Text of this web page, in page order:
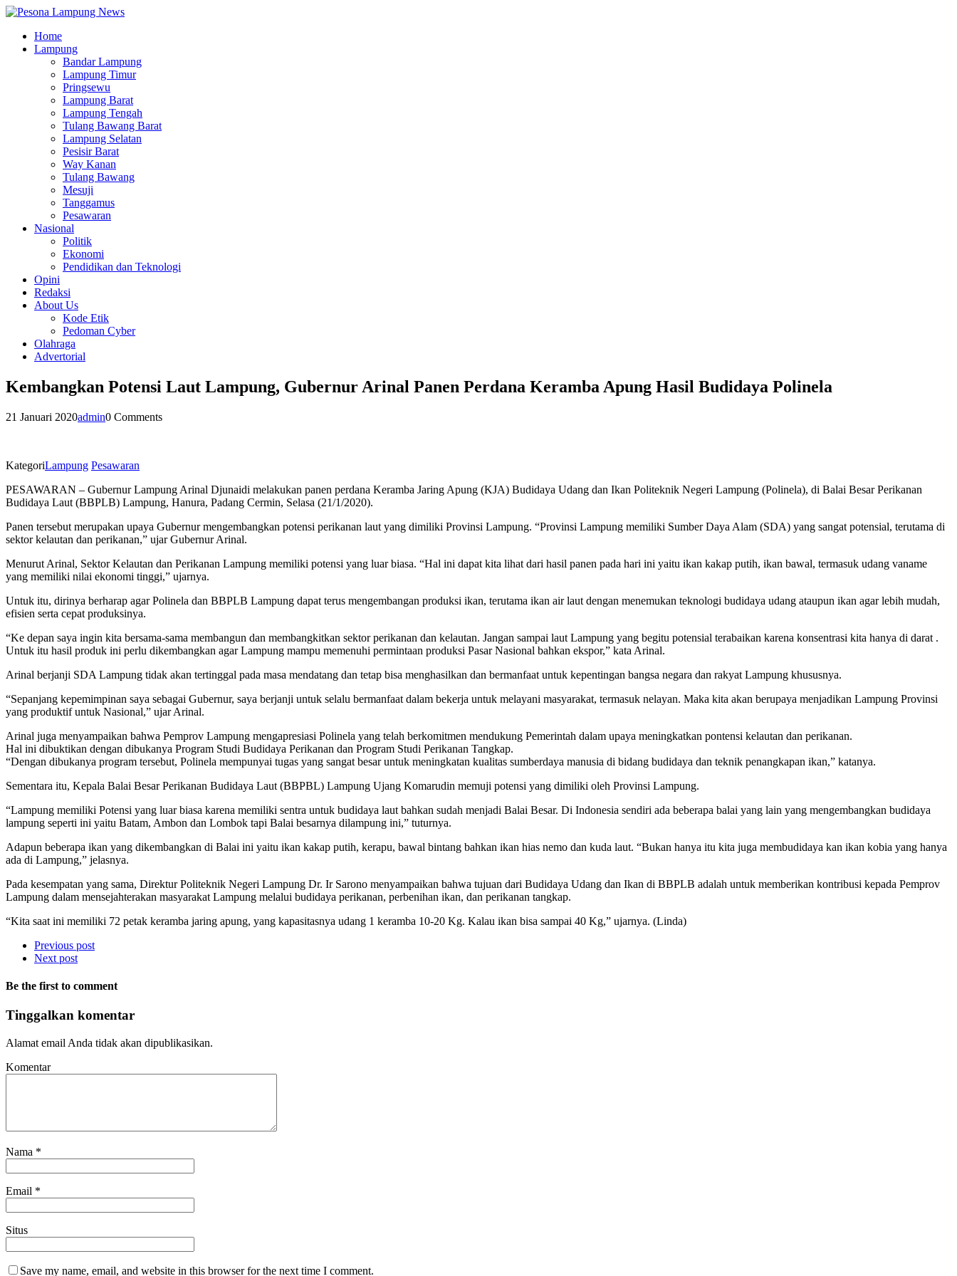
Home
Lampung
Bandar Lampung
Lampung Timur
Pringsewu
Lampung Barat
Lampung Tengah
Tulang Bawang Barat
Lampung Selatan
Pesisir Barat
Way Kanan
Tulang Bawang
Mesuji
Tanggamus
Pesawaran
Nasional
Politik
Ekonomi
Pendidikan dan Teknologi
Opini
Redaksi
About Us
Kode Etik
Pedoman Cyber
Olahraga
Advertorial
Kembangkan Potensi Laut Lampung, Gubernur Arinal Panen Perdana Keramba Apung Hasil Budidaya Polinela
21 Januari 2020admin0 Comments
KategoriLampung Pesawaran
PESAWARAN – Gubernur Lampung Arinal Djunaidi melakukan panen perdana Keramba Jaring Apung (KJA) Budidaya Udang dan Ikan Politeknik Negeri Lampung (Polinela), di Balai Besar Perikanan
Budidaya Laut (BBPLB) Lampung, Hanura, Padang Cermin, Selasa (21/1/2020).
Panen tersebut merupakan upaya Gubernur mengembangkan potensi perikanan laut yang dimiliki Provinsi Lampung. “Provinsi Lampung memiliki Sumber Daya Alam (SDA) yang sangat potensial, terutama di
sektor kelautan dan perikanan,” ujar Gubernur Arinal.
Menurut Arinal, Sektor Kelautan dan Perikanan Lampung memiliki potensi yang luar biasa. “Hal ini dapat kita lihat dari hasil panen pada hari ini yaitu ikan kakap putih, ikan bawal, termasuk udang vaname
yang memiliki nilai ekonomi tinggi,” ujarnya.
Untuk itu, dirinya berharap agar Polinela dan BBPLB Lampung dapat terus mengembangan produksi ikan, terutama ikan air laut dengan menemukan teknologi budidaya udang ataupun ikan agar lebih mudah,
efisien serta cepat produksinya.
“Ke depan saya ingin kita bersama-sama membangun dan membangkitkan sektor perikanan dan kelautan. Jangan sampai laut Lampung yang begitu potensial terabaikan karena konsentrasi kita hanya di darat .
Untuk itu hasil produk ini perlu dikembangkan agar Lampung mampu memenuhi permintaan produksi Pasar Nasional bahkan ekspor,” kata Arinal.
Arinal berjanji SDA Lampung tidak akan tertinggal pada masa mendatang dan tetap bisa menghasilkan dan bermanfaat untuk kepentingan bangsa negara dan rakyat Lampung khususnya.
“Sepanjang kepemimpinan saya sebagai Gubernur, saya berjanji untuk selalu bermanfaat dalam bekerja untuk melayani masyarakat, termasuk nelayan. Maka kita akan berupaya menjadikan Lampung Provinsi
yang produktif untuk Nasional,” ujar Arinal.
Arinal juga menyampaikan bahwa Pemprov Lampung mengapresiasi Polinela yang telah berkomitmen mendukung Pemerintah dalam upaya meningkatkan pontensi kelautan dan perikanan.
Hal ini dibuktikan dengan dibukanya Program Studi Budidaya Perikanan dan Program Studi Perikanan Tangkap.
“Dengan dibukanya program tersebut, Polinela mempunyai tugas yang sangat besar untuk meningkatan kualitas sumberdaya manusia di bidang budidaya dan teknik penangkapan ikan,” katanya.
Sementara itu, Kepala Balai Besar Perikanan Budidaya Laut (BBPBL) Lampung Ujang Komarudin memuji potensi yang dimiliki oleh Provinsi Lampung.
“Lampung memiliki Potensi yang luar biasa karena memiliki sentra untuk budidaya laut bahkan sudah menjadi Balai Besar. Di Indonesia sendiri ada beberapa balai yang lain yang mengembangkan budidaya
lampung seperti ini yaitu Batam, Ambon dan Lombok tapi Balai besarnya dilampung ini,” tuturnya.
Adapun beberapa ikan yang dikembangkan di Balai ini yaitu ikan kakap putih, kerapu, bawal bintang bahkan ikan hias nemo dan kuda laut. “Bukan hanya itu kita juga membudidaya kan ikan kobia yang hanya
ada di Lampung,” jelasnya.
Pada kesempatan yang sama, Direktur Politeknik Negeri Lampung Dr. Ir Sarono menyampaikan bahwa tujuan dari Budidaya Udang dan Ikan di BBPLB adalah untuk memberikan kontribusi kepada Pemprov
Lampung dalam mensejahterakan masyarakat Lampung melalui budidaya perikanan, perbenihan ikan, dan perikanan tangkap.
“Kita saat ini memiliki 72 petak keramba jaring apung, yang kapasitasnya udang 1 keramba 10-20 Kg. Kalau ikan bisa sampai 40 Kg,” ujarnya. (Linda)
Previous post
Next post
Be the first to comment
Tinggalkan komentar
Alamat email Anda tidak akan dipublikasikan.
Komentar
Nama *
Email *
Situs
Save my name, email, and website in this browser for the next time I comment.